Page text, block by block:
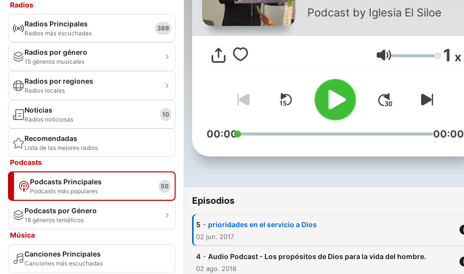
Radios
Radios Principales
Radios más escuchadas
389
Radios por género
15 géneros musicales
Radios por regiones
Radios locales
Noticias
Radios noticiosas
10
Recomendadas
Lista de las mejores radios
Podcasts
Podcasts Principales
Podcasts más populares
50
Podcasts por Género
18 géneros temáticos
Música
Canciones Principales
Canciones más escuchadas
Podcast by Iglesia El Siloe
Volumen 1 x
00:00 00:00
Episodios
5 - prioridades en el servicio a Dios
02 jun. 2017
4 - Audio Podcast - Los propósitos de Dios para la vida del hombre.
02 ago. 2016